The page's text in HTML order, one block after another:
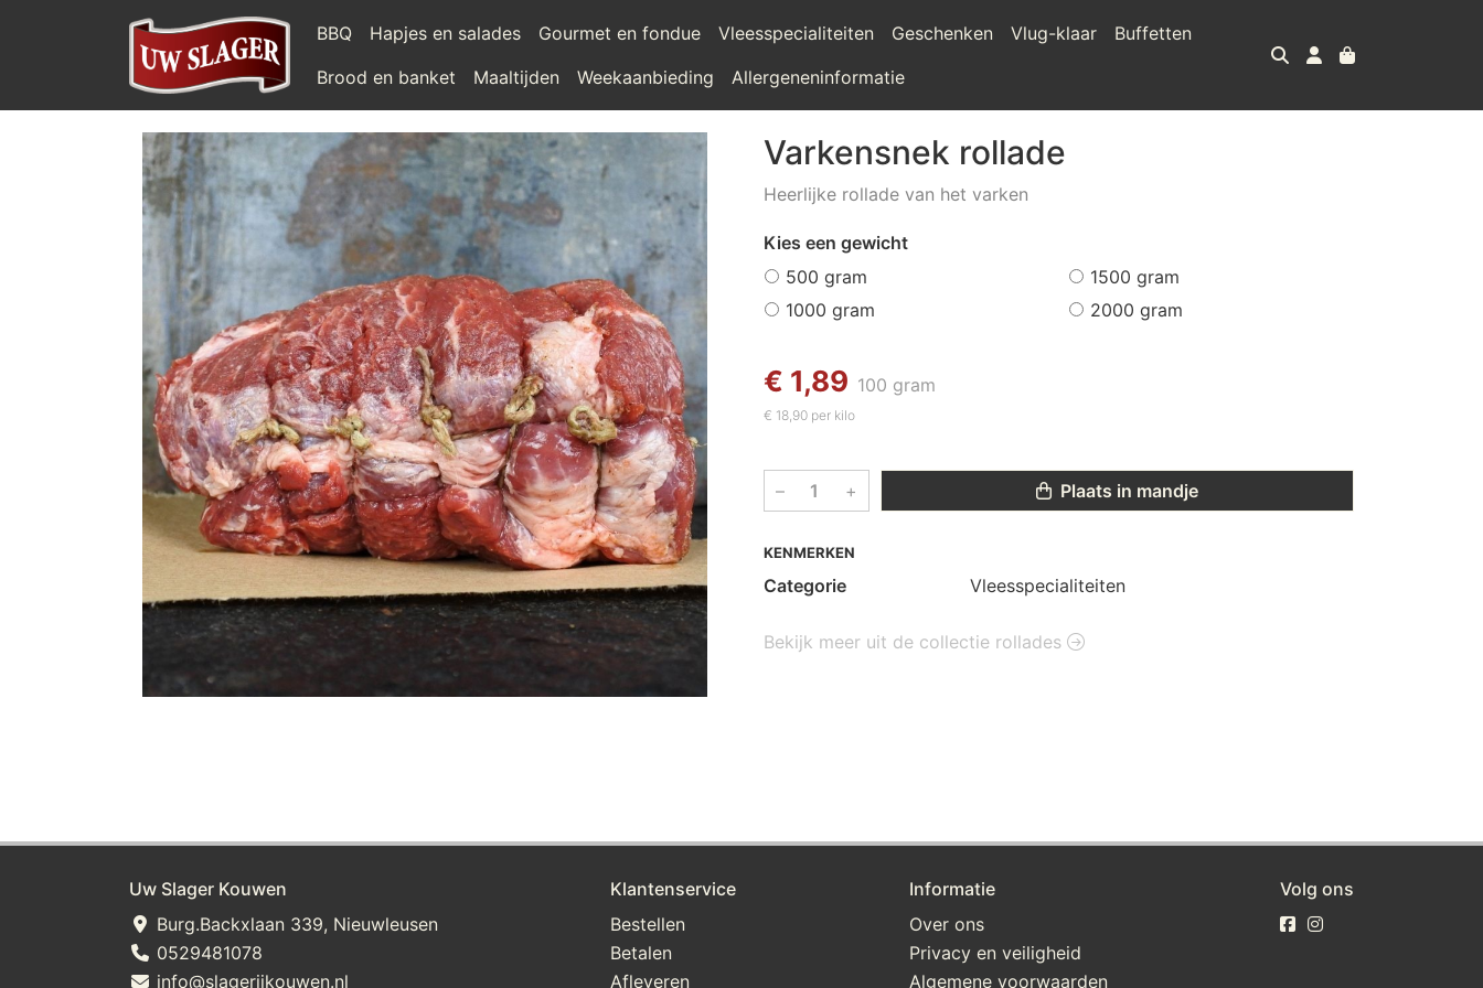
BBQ Hapjes en salades Gourmet en fondue Vleesspecialiteiten Geschenken Vlug-klaar
Buffetten
Brood en banket
Maaltijden Weekaanbieding Allergeneninformatie
Varkensnek rollade
Heerlijke rollade van het varken
Kies een gewicht
500 gram
1000 gram
1500 gram
2000 gram
€ 1,89 100 gram
€ 18,90 per kilo
– + Plaats in mandje
KENMERKEN
Categorie Vleesspecialiteiten
Bekijk meer uit de collectie rollades
Uw Slager Kouwen
Burg.Backxlaan 339, Nieuwleusen
0529481078
info@slagerijkouwen.nl
Klantenservice
Bestellen
Betalen
Afleveren
Informatie
Over ons
Privacy en veiligheid
Algemene voorwaarden
Volg ons